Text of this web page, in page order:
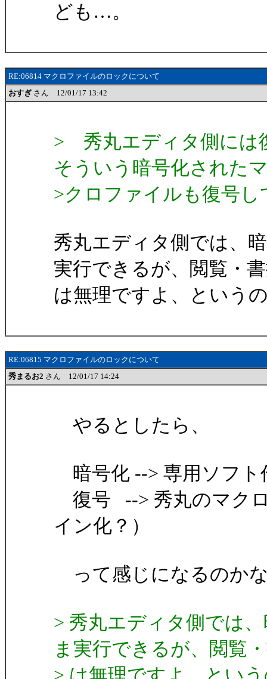
ども…。
RE:06814 マクロファイルのロックについて
おすぎ さん 12/01/17 13:42
> 秀丸エディタ側には
そういう暗号化された
>クロファイルも復号
秀丸エディタ側では、
実行できるが、閲覧・
は無理ですよ、という
RE:06815 マクロファイルのロックについて
秀まるお2 さん 12/01/17 14:24
やるとしたら、
暗号化 --> 専用ソフト
復号 --> 秀丸のマク
イン化？）
って感じになるのか
> 秀丸エディタ側では
ま実行できるが、閲覧